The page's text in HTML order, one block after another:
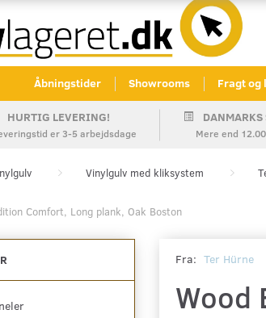
Åbningstider Showrooms Fragt og
HURTIG LEVERING!
er 3-5 arbejdsdage
DANMARKS
Mere end
Vinylgulv med kliksystem
Comfort, Long plank, Oak Boston
Fra: Ter Hürne
Wood